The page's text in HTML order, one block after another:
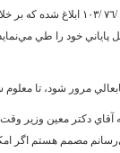
آقاي نادران به جرم «نشر
خود را طي
مرور شود، تا
‌٢٥ /‌٨ /‌٧١ جنابعالي خطاب به
مصمم هستم اگر